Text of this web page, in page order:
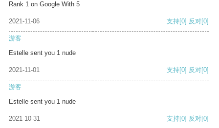
Rank 1 on Google With 5
2021-11-06 支持[0] 反对[0]
游客
Estelle sent you 1 nude
2021-11-01 支持[0] 反对[0]
游客
Estelle sent you 1 nude
2021-10-31 支持[0] 反对[0]